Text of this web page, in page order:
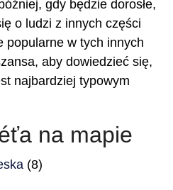
gdy będzie dorosłe,
o ludzi z innych części
popularne w tych innych
aby dowiedzieć się,
najbardziej typowym
na mapie
(8)